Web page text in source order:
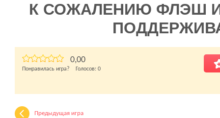
К СОЖАЛЕНИЮ ФЛЭШ
0,00
Понравилась игра? Голосов: 0
Предыдущая игра